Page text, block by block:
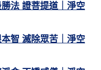
法 證菩提道｜淨空
智 滅除眾苦｜淨空